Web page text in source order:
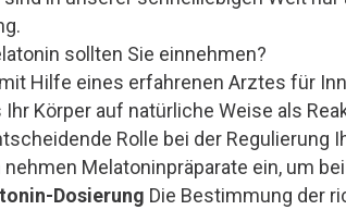
sollten Sie einnehmen?
Hilfe eines erfahrenen Arztes für
Ihr Körper auf natürliche Weise als
Rolle bei der Regulierung
Melatoninpräparate ein, um
Dosierung Die Bestimmung der